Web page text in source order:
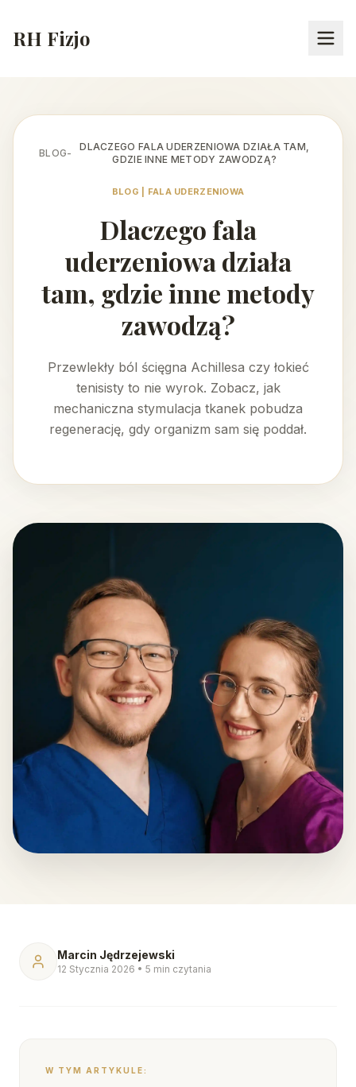
RH Fizjo
BLOG-
DLACZEGO FALA UDERZENIOWA DZIAŁA TAM,
GDZIE INNE METODY ZAWODZĄ?
BLOG | FALA UDERZENIOWA
Dlaczego fala
uderzeniowa działa
tam, gdzie inne metody
zawodzą?
Przewlekły ból ścięgna Achillesa czy łokieć
tenisisty to nie wyrok. Zobacz, jak
mechaniczna stymulacja tkanek pobudza
regenerację, gdy organizm sam się poddał.
Marcin Jędrzejewski
12 Stycznia 2026 • 5 min czytania
W TYM ARTYKULE: